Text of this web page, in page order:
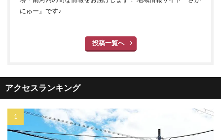
にゅー』です♪
投稿一覧へ
アクセスランキング